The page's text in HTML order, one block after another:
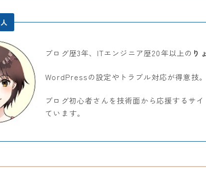
ブログ歴3年、ITエンジニア歴20年以上の り
WordPressの設定やトラブル対応が得意技。
ブログ初心者さんを技術面から応援するサイ
ています。